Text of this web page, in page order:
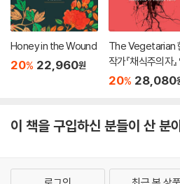
Honey in the Wound
20% 22,960원
The Vegetarian
작가『채식주의자』
판 (미국판)
20% 28,080
이 책을 구입하신 분들이 산 분